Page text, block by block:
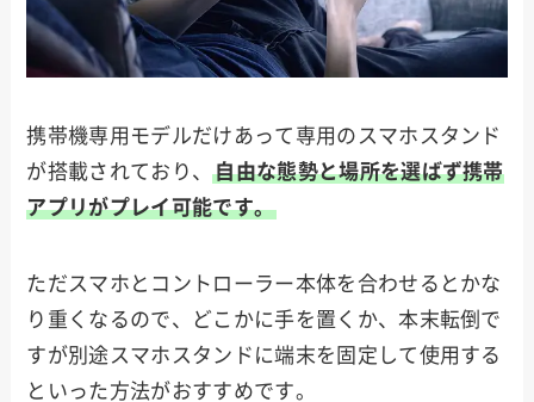
携帯機専用モデルだけあって専用のスマホスタンド
が搭載されており、自由な態勢と場所を選ばず携帯
アプリがプレイ可能です。
ただスマホとコントローラー本体を合わせるとかな
り重くなるので、どこかに手を置くか、本末転倒で
すが別途スマホスタンドに端末を固定して使用する
といった方法がおすすめです。